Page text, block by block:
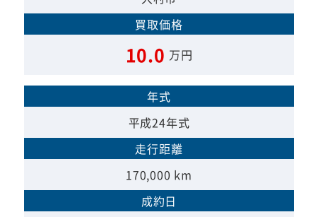
買取価格
10.0 万円
年式
平成24年式
走行距離
170,000 km
成約日